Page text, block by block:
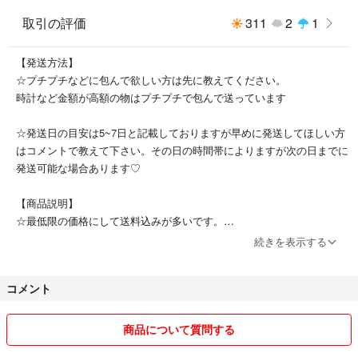
取引の評価 311 2 1
【発送方法】
☆プチプチなどに包んで欲しい方は先に教えてください。
時計など金額が高額の物はプチプチで包んで送っています
☆発送日の目安は5~7日と記載しておりますが早めに発送してほしい方
はコメントで教えて下さい。その日の時間帯によりますが次の日までに
発送可能な場合あります♡
【商品説明】
☆最低限の価格にして送料込みが多いです。
衣服の匂いなど色々気になる方は辞めてください♡
☆確認はしていますが素人などで見落しがあるかもしれません。
☆トラブル防止の為説明文を読んでご購入ください♡
続きを表示する
コメント
商品について質問する